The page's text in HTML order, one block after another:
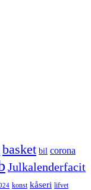
basket bil corona
Julkalenderfacit
konst kåseri lifvet